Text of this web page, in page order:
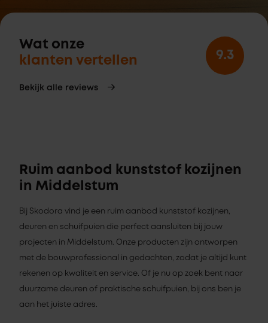
Wat onze
klanten vertellen
Bekijk alle reviews
9.3
Ruim aanbod kunststof kozijnen
in Middelstum
Bij Skodora vind je een ruim aanbod kunststof kozijnen,
deuren en schuifpuien die perfect aansluiten bij jouw
projecten in Middelstum. Onze producten zijn ontworpen
met de bouwprofessional in gedachten, zodat je altijd kunt
rekenen op kwaliteit en service. Of je nu op zoek bent naar
duurzame deuren of praktische schuifpuien, bij ons ben je
aan het juiste adres.